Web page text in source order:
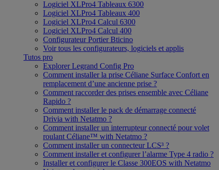
Logiciel XLPro4 Tableaux 6300
Logiciel XLPro4 Tableaux 400
Logiciel XLPro4 Calcul 6300
Logiciel XLPro4 Calcul 400
Configurateur Portier Bticino
Voir tous les configurateurs, logiciels et applis
Tutos pro
Explorer Legrand Config Pro
Comment installer la prise Céliane Surface Confort en
remplacement d’une ancienne prise ?
Comment raccorder des prises ensemble avec Céliane
Rapido ?
Comment installer le pack de démarrage connecté
Drivia with Netatmo ?
Comment installer un interrupteur connecté pour volet
roulant Céliane™ with Netatmo ?
Comment installer un connecteur LCS³ ?
Comment installer et configurer l’alarme Type 4 radio ?
Installer et configurer le Classe 300EOS with Netatmo